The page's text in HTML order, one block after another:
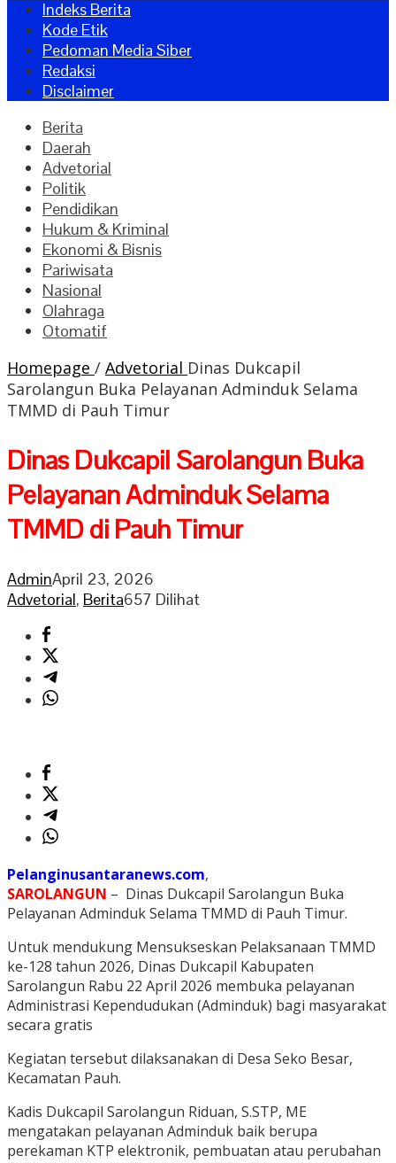
Indeks Berita
Kode Etik
Pedoman Media Siber
Redaksi
Disclaimer
Berita
Daerah
Advetorial
Politik
Pendidikan
Hukum & Kriminal
Ekonomi & Bisnis
Pariwisata
Nasional
Olahraga
Otomatif
Homepage / Advetorial Dinas Dukcapil
Sarolangun Buka Pelayanan Adminduk Selama
TMMD di Pauh Timur
Dinas Dukcapil Sarolangun Buka
Pelayanan Adminduk Selama
TMMD di Pauh Timur
AdminApril 23, 2026
Advetorial, Berita657 Dilihat
Pelanginusantaranews.com,
SAROLANGUN – Dinas Dukcapil Sarolangun Buka
Pelayanan Adminduk Selama TMMD di Pauh Timur.
Untuk mendukung Mensukseskan Pelaksanaan TMMD
ke-128 tahun 2026, Dinas Dukcapil Kabupaten
Sarolangun Rabu 22 April 2026 membuka pelayanan
Administrasi Kependudukan (Adminduk) bagi masyarakat
secara gratis
Kegiatan tersebut dilaksanakan di Desa Seko Besar,
Kecamatan Pauh.
Kadis Dukcapil Sarolangun Riduan, S.STP, ME
mengatakan pelayanan Adminduk baik berupa
perekaman KTP elektronik, pembuatan atau perubahan